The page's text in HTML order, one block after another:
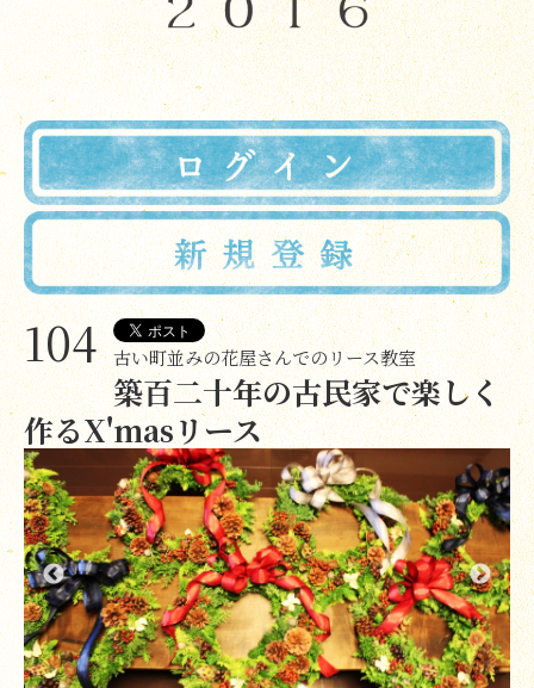
104 古い町並みの花屋さんでのリース教室
築百二十年の古民家で楽しく
作るX'masリース